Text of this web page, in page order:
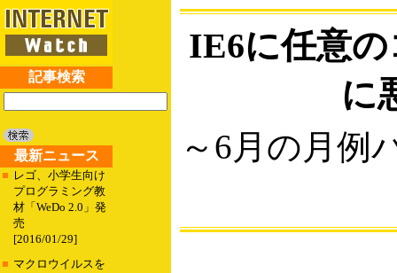
記事検索
最新ニュース
■ レゴ、小学生向け
プログラミング教
材「WeDo 2.0」発
売
[2016/01/29]
■ マクロウイルスを
IE6に任意
に
～6月の月例